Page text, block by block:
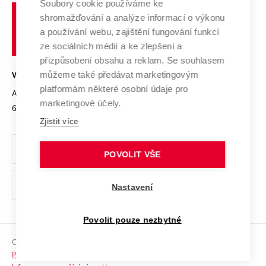
Výzkumné infrastruktury
Transfer znalostí
Open Science
Projekty
Projekty ze strukturálních fondů
Specifický výzkum
Spolupráce se školami
Mezinárodní dohody
Univerzitní sítě
Udržitelná univerzita
Podnikavá univerzita / ContriBUTe
Bezpečná univerzita
Vyznamenání
Organizační struktura
Ochrana osobních údajů
odkaz)
Sociální bezpečí
HR Award
učení
technické
Brně
VYSOKÉ UČENÍ TECHNICKÉ V BRNĚ
Antonínská 548/1
602 00 Brno
www.vut.cz
vut@vutbr.cz
Copyright © 2026 VUT
Prohlášení o přístupnosti
Soubory cookie používáme ke
shromažďování a analýze informací o výkonu
a používání webu, zajištění fungování funkcí
ze sociálních médií a ke zlepšení a
přizpůsobení obsahu a reklam. Se souhlasem
můžeme také předávat marketingovým
platformám některé osobní údaje pro
marketingové účely.
Zjistit více
POVOLIT VŠE
Nastavení
Povolit pouze nezbytné